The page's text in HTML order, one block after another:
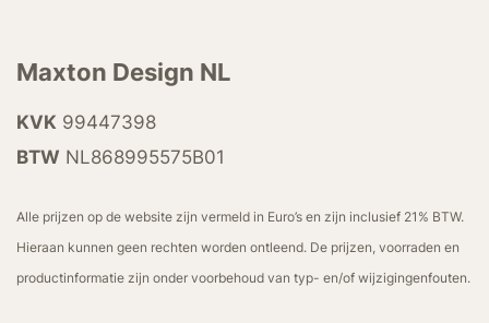
Maxton Design NL
KVK 99447398
BTW NL868995575B01
Alle prijzen op de website zijn vermeld in Euro’s en zijn inclusief 21% BTW.
Hieraan kunnen geen rechten worden ontleend. De prijzen, voorraden en
productinformatie zijn onder voorbehoud van typ- en/of wijzigingenfouten.